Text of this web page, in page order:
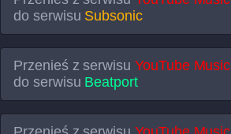
do serwisu Subsonic
Przenieś z serwisu YouTube Music
do serwisu Beatport